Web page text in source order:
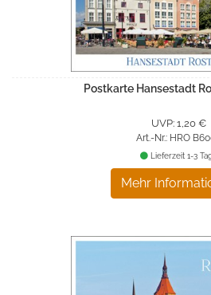
Postkarte Hansestadt
UVP: 1,20 €
Art.-Nr.: HRO
Mehr
Lieferzeit 1-3